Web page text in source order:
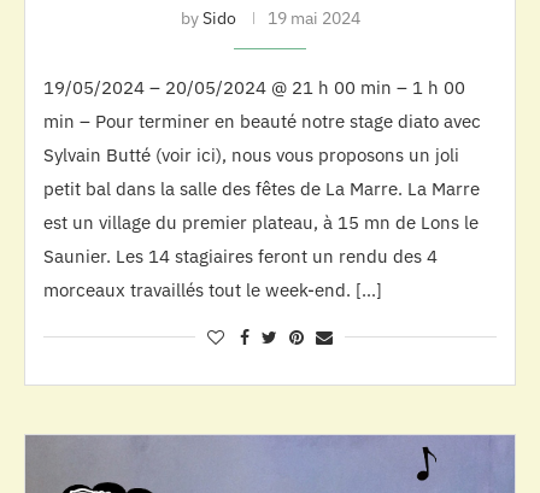
bySido 19 mai 2024
19/05/2024 – 20/05/2024 @ 21 h 00 min – 1 h 00
min – Pour terminer en beauté notre stage diato avec
Sylvain Butté (voir ici), nous vous proposons un joli
petit bal dans la salle des fêtes de La Marre. La Marre
est un village du premier plateau, à 15 mn de Lons le
Saunier. Les 14 stagiaires feront un rendu des 4
morceaux travaillés tout le week-end. […]